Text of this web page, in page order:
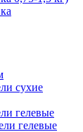
сухие
гелевые
гелевые